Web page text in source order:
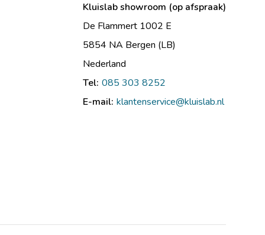
Kluislab showroom (op afspraak)
De Flammert 1002 E
5854 NA Bergen (LB)
Nederland
Tel: 085 303 8252
E-mail: klantenservice@kluislab.nl